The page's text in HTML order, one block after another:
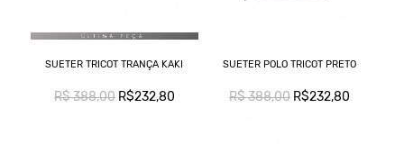
SUETER TRICOT TRANÇA KAKI
R$ 388,00R$232,80
SUETER POLO TRICOT PRETO
R$ 388,00R$232,80